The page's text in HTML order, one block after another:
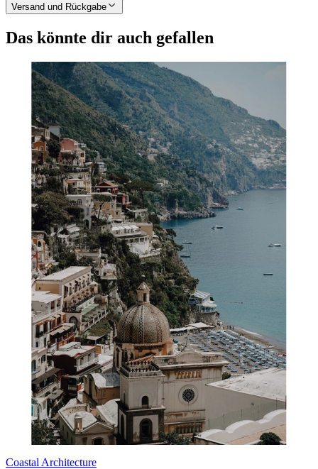
Versand und Rückgabe
Das könnte dir auch gefallen
Coastal Architecture